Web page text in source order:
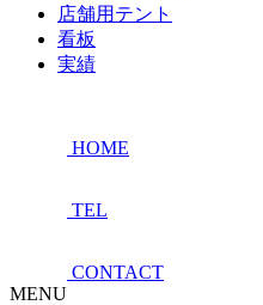
店舗用テント
看板
実績
HOME
TEL
CONTACT
MENU